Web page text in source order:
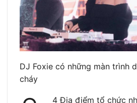
DJ Foxie có những màn trình
cháy
4 Địa điểm tổ chức